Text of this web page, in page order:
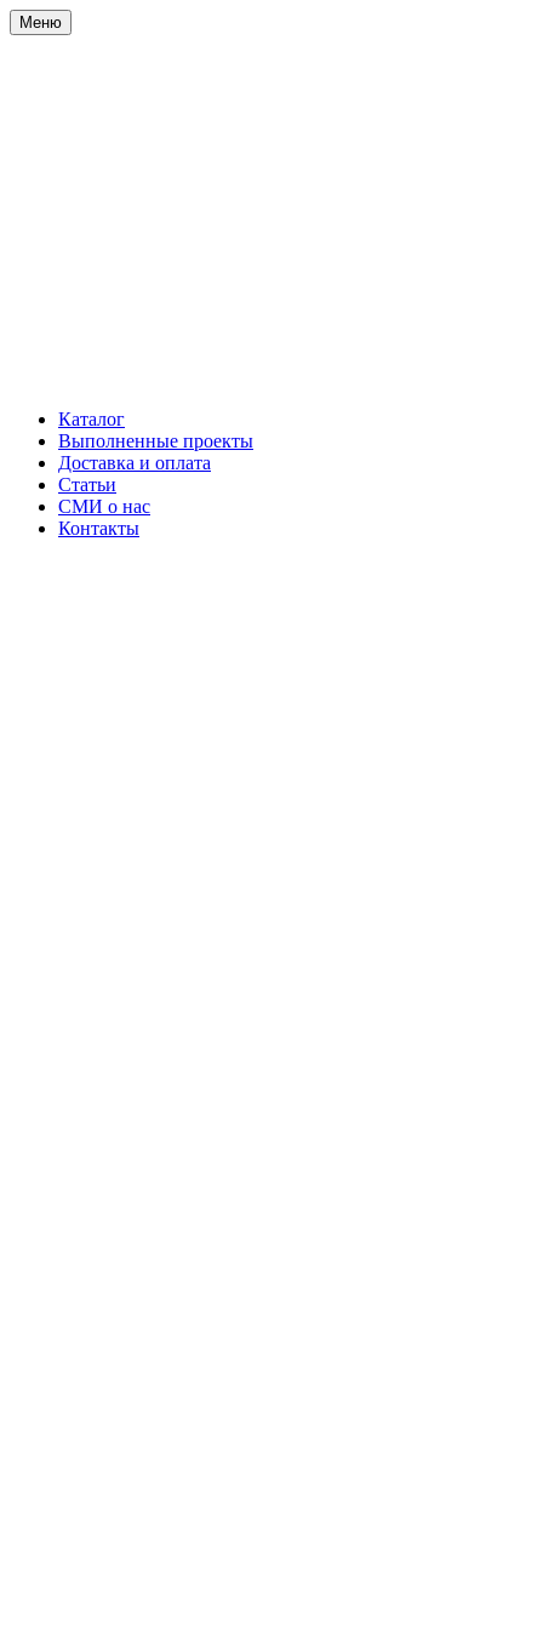
Меню
Каталог
Выполненные проекты
Доставка и оплата
Статьи
СМИ о нас
Контакты